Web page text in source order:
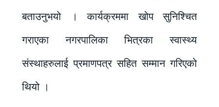
बताउनुभयो । कार्यक्रममा खोप सुनिश्चित
गराएका नगरपालिका भित्रका स्वास्थ्य
संस्थाहरुलाई प्रमाणपत्र सहित सम्मान गरिएको
थियो ।